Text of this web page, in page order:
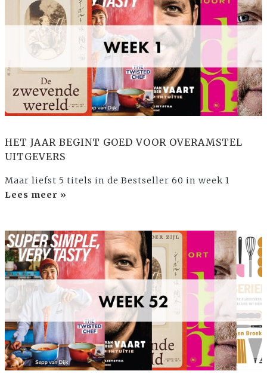
HET JAAR BEGINT GOED VOOR OVERAMSTEL
UITGEVERS
Maar liefst 5 titels in de Bestseller 60 in week 1
Lees meer »